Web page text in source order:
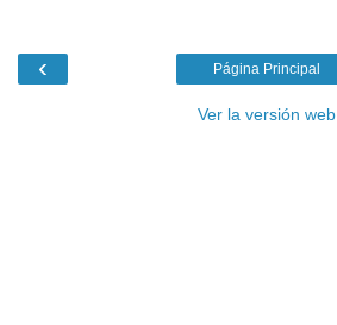
‹ Página Principal
Ver la versión web